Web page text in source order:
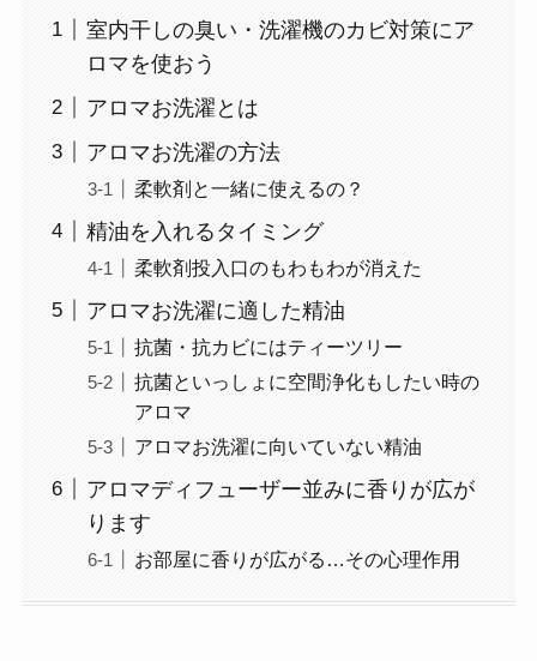
室内干しの臭い・洗濯機のカビ対策にア
ロマを使おう
アロマお洗濯とは
アロマお洗濯の方法
柔軟剤と一緒に使えるの？
精油を入れるタイミング
柔軟剤投入口のもわもわが消えた
アロマお洗濯に適した精油
抗菌・抗カビにはティーツリー
抗菌といっしょに空間浄化もしたい時の
アロマ
アロマお洗濯に向いていない精油
アロマディフューザー並みに香りが広が
ります
お部屋に香りが広がる…その心理作用